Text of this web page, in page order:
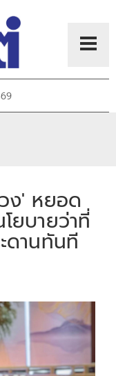
ง' หยอด
ยบายว่าที่
ดานทันที